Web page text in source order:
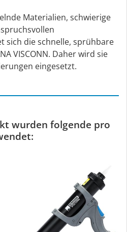
Materialien, schwierige
sich die schnelle, sprühbare
VISCONN. Daher wird sie
eingesetzt.
wurden folgende pro